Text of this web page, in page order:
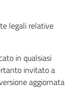
legali relative
in qualsiasi
invitato a
aggiornata